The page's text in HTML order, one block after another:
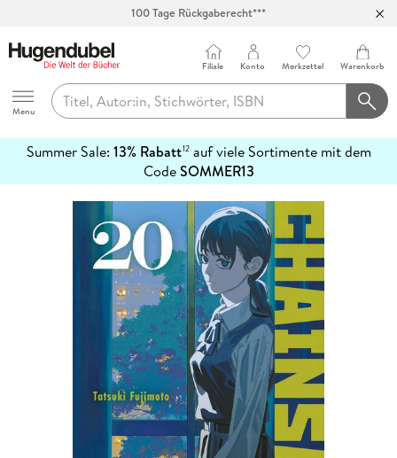
100 Tage Rückgaberecht***
Hugendubel
Menu
Filiale Konto Merkzettel Warenkorb
Summer Sale: 13% Rabatt12auf viele Sortimente mit dem
CodeSOMMER13
erfahren